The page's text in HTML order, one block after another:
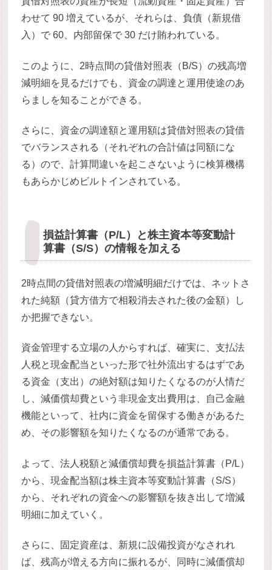
わせて 90 増えているが、それらは、負債（新規借
入）で 60、内部留保で 30 だけ賄われている。
このように、2時点間の貸借対照表（B/S）の残高増
減明細を見るだけでも、資金の調達と運用使途のあ
らましを知ることができる。
さらに、資金の調達額と運用額は貸借対照表の貸借
でバランスされる（それぞれの合計値は同額にな
る）ので、計算間違いを起こさないように検算機構
もあらかじめビルトインされている。
損益計算書（P/L）と株主資本等変動計
算書（S/S）の情報を加える
2時点間の貸借対照表の増減明細だけでは、ネットさ
れた純額（貸方借方で相殺消去された後の金額）し
か把握できない。
資金管理する立場の人からすれば、確実に、支払法
人税と現金配当といった形で社外流出するはずであ
る資金（支出）の絶対額は知りたくなるのが人情だ
し、減価償却費という非現金支出費用は、自己金融
機能といって、社内に資金を留保する働きがあるた
め、その影響額を知りたくなるのが通常である。
よって、法人税額と減価償却費を損益計算書（P/L）
から、現金配当額は株主資本等変動計算書（S/S）
から、それぞれの資金への影響額を抜き出して増減
明細に加えていく。
さらに、固定資産は、新規に設備投資がなされれ
ば、残高が増える方向に振れるが、同時に減価償却